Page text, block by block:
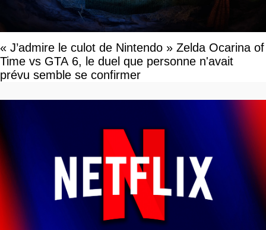
« J’admire le culot de Nintendo » Zelda Ocarina of
Time vs GTA 6, le duel que personne n'avait
prévu semble se confirmer